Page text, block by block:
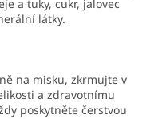
a tuky, cukr, jalovec
látky.
na misku, zkrmujte v
a zdravotnímu
poskytněte čerstvou